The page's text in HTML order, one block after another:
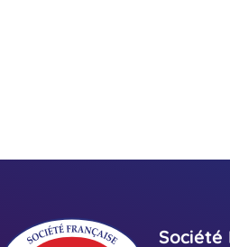
Société